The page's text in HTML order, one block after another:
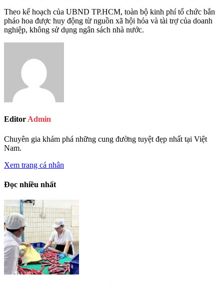
Theo kế hoạch của UBND TP.HCM, toàn bộ kinh phí tổ chức bắn
pháo hoa được huy động từ nguồn xã hội hóa và tài trợ của doanh
nghiệp, không sử dụng ngân sách nhà nước.
Editor Admin
Chuyên gia khám phá những cung đường tuyệt đẹp nhất tại Việt
Nam.
Xem trang cá nhân
Đọc nhiều nhất